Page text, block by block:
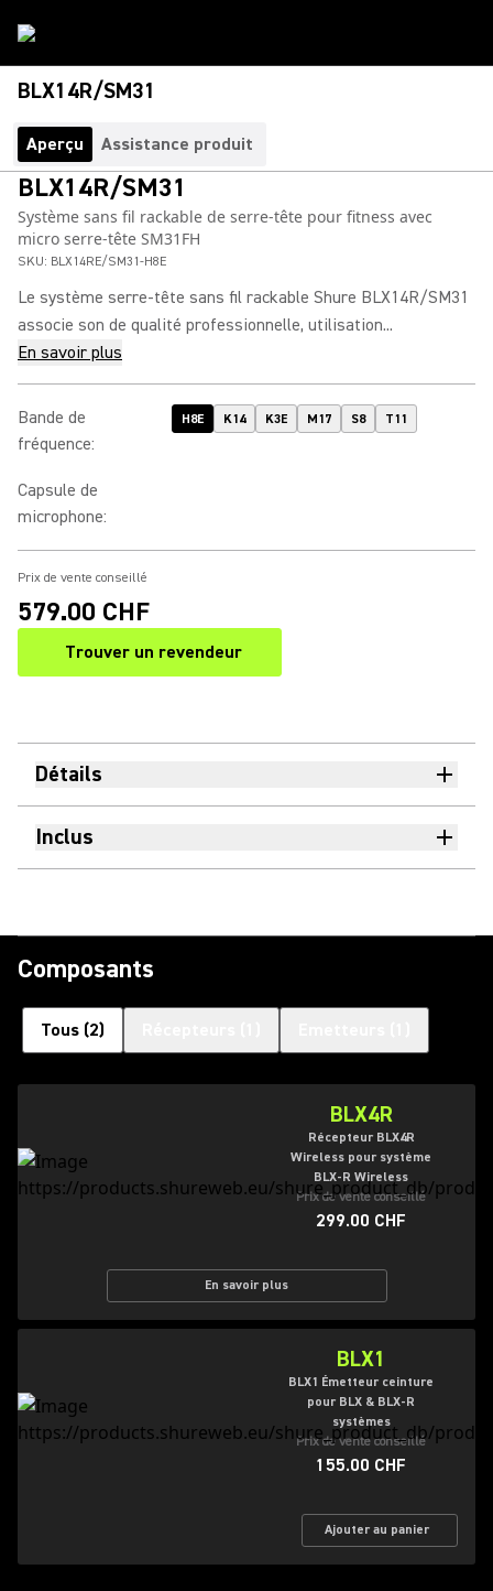
BLX14R/SM31
Aperçu Assistance produit
BLX14R/SM31
Système sans fil rackable de serre-tête pour fitness avec
micro serre-tête SM31FH
SKU: BLX14RE/SM31-H8E
Le système serre-tête sans fil rackable Shure BLX14R/SM31
associe son de qualité professionnelle, utilisation...
En savoir plus
Bande de
fréquence:
H8E K14 K3E M17 S8 T11
Capsule de
microphone:
Prix de vente conseillé
579.00 CHF
Trouver un revendeur
(Opens in a new tab)
Détails
Inclus
Composants
Tous (2)
BLX4R
Récepteur BLX4R
Wireless pour système
BLX-R Wireless
Prix de vente conseillé
299.00 CHF
En savoir plus
BLX1
BLX1 Émetteur ceinture
pour BLX & BLX-R
systèmes
Prix de vente conseillé
155.00 CHF
Ajouter au panier